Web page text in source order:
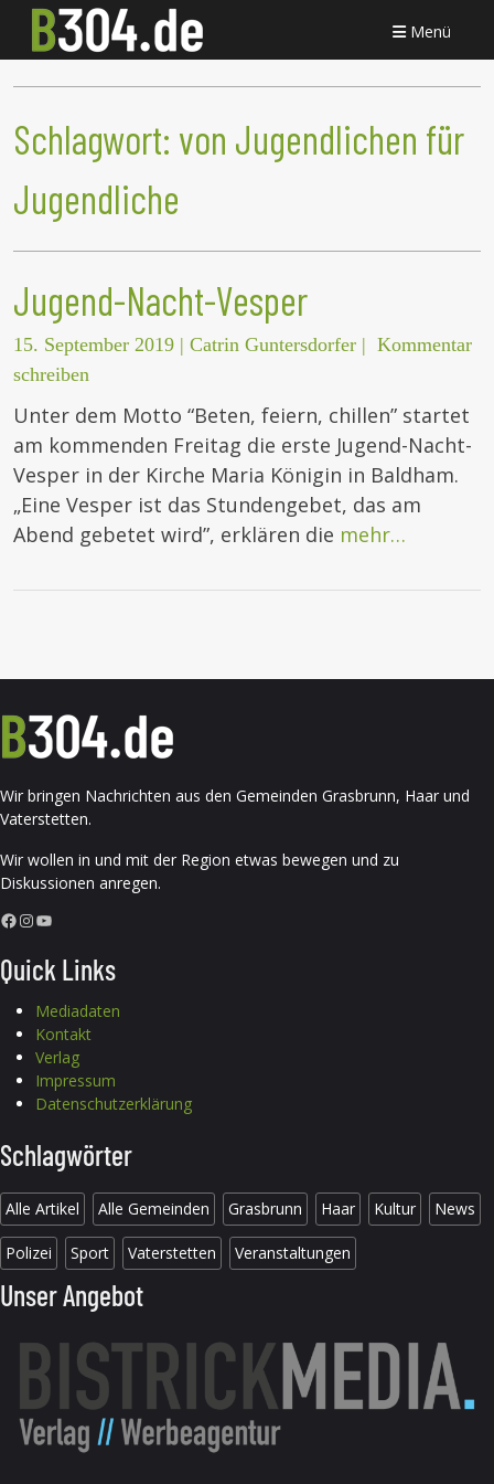
Menü
Schlagwort: von Jugendlichen für
Jugendliche
Jugend-Nacht-Vesper
15. September 2019 | Catrin Guntersdorfer | Kommentar
schreiben
Unter dem Motto “Beten, feiern, chillen” startet
am kommenden Freitag die erste Jugend-Nacht-
Vesper in der Kirche Maria Königin in Baldham.
„Eine Vesper ist das Stundengebet, das am
Abend gebetet wird”, erklären die mehr…
Wir bringen Nachrichten aus den Gemeinden Grasbrunn, Haar und
Vaterstetten.
Wir wollen in und mit der Region etwas bewegen und zu
Diskussionen anregen.
Facebook InstagramYouTube
Quick Links
Mediadaten
Kontakt
Verlag
Impressum
Datenschutzerklärung
Schlagwörter
Alle Artikel Alle Gemeinden Grasbrunn Haar Kultur News
Polizei Sport Vaterstetten Veranstaltungen
Unser Angebot